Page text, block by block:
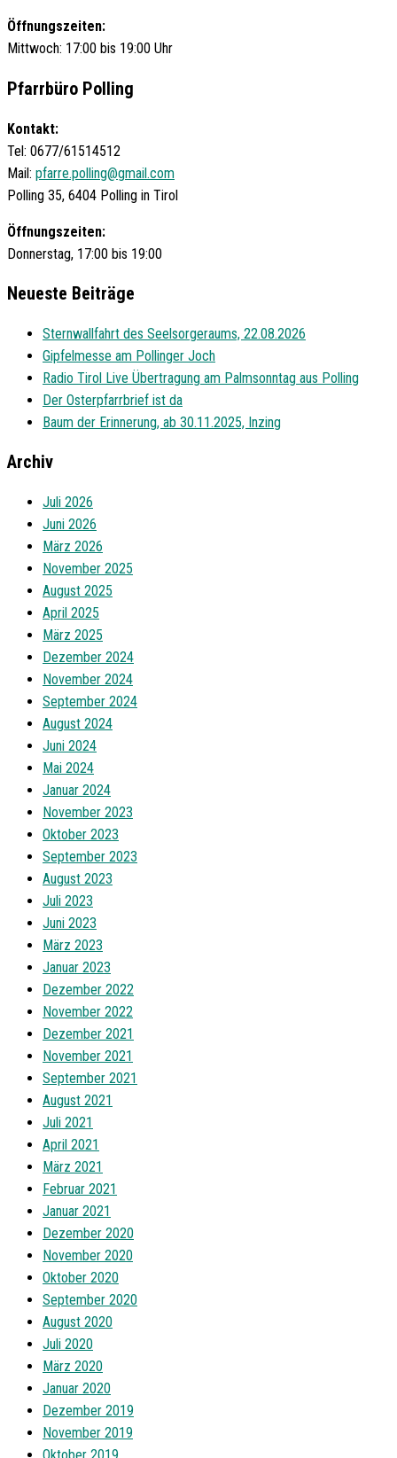
Öffnungszeiten:
Mittwoch: 17:00 bis 19:00 Uhr
Pfarrbüro Polling
Kontakt:
Tel: 0677/61514512
Mail: pfarre.polling@gmail.com
Polling 35, 6404 Polling in Tirol
Öffnungszeiten:
Donnerstag, 17:00 bis 19:00
Neueste Beiträge
Sternwallfahrt des Seelsorgeraums, 22.08.2026
Gipfelmesse am Pollinger Joch
Radio Tirol Live Übertragung am Palmsonntag aus Polling
Der Osterpfarrbrief ist da
Baum der Erinnerung, ab 30.11.2025, Inzing
Archiv
Juli 2026
Juni 2026
März 2026
November 2025
August 2025
April 2025
März 2025
Dezember 2024
November 2024
September 2024
August 2024
Juni 2024
Mai 2024
Januar 2024
November 2023
Oktober 2023
September 2023
August 2023
Juli 2023
Juni 2023
März 2023
Januar 2023
Dezember 2022
November 2022
Dezember 2021
November 2021
September 2021
August 2021
Juli 2021
April 2021
März 2021
Februar 2021
Januar 2021
Dezember 2020
November 2020
Oktober 2020
September 2020
August 2020
Juli 2020
März 2020
Januar 2020
Dezember 2019
November 2019